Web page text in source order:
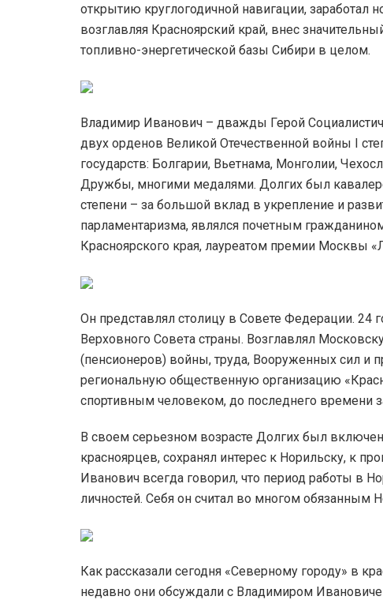
открытию круглогодичной навигации, заработал
возглавляя Красноярский край, внес
топливно-энергетической базы Сибири в целом.
Владимир Иванович – дважды Герой
двух орденов Великой Отечественной войны I
государств: Болгарии, Вьетнама, Монголии,
Дружбы, многими медалями. Долгих был
степени – за большой вклад в укрепление и
парламентаризма, являлся почетным
Красноярского края, лауреатом премии Москвы
Он представлял столицу в Совете Федерации. 24
Верховного Совета страны. Возглавлял
(пенсионеров) войны, труда, Вооруженных сил и
региональную общественную организацию
спортивным человеком, до последнего времени
В своем серьезном возрасте Долгих был
красноярцев, сохранял интерес к Норильску, к
Иванович всегда говорил, что период работы в
личностей. Себя он считал во многом обязанным
Как рассказали сегодня «Северному городу» в
недавно они обсуждали с Владимиром